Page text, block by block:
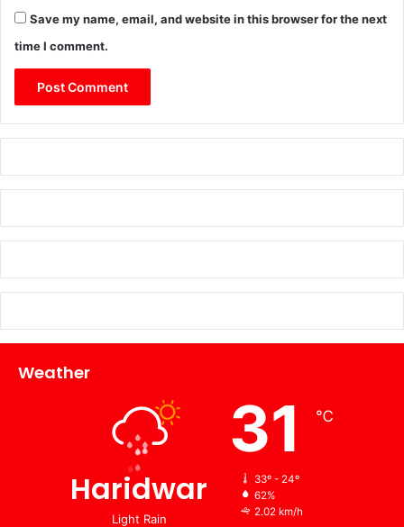
Save my name, email, and website in this browser for the next
time I comment.
Weather
Haridwar
Light Rain
31 ℃
33º - 24º
62%
2.02 km/h